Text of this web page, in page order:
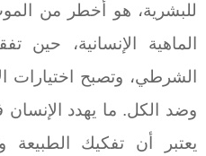
للبشرية، هو أخطر من
الماهية الإنسانية، حين
الشرطي، وتصبح اختيارات
وضد الكل. ما يهدد الإنسان
يعتبر أن تفكيك الطبيعة